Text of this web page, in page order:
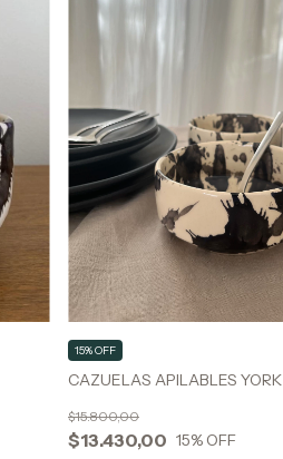
CAZUELAS APILABLES YORK
$13.430,00
$15.800,00
15% OFF
15% OFF